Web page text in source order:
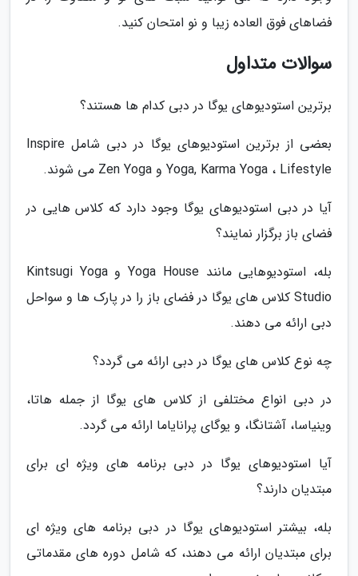
فضاهای فوق العاده زیبا و نو امتحان کنید.
سوالات متداول
برترین استودیوهای یوگا در دبی کدام ها هستند؟
بعضی از برترین استودیوهای یوگا در دبی شامل Inspire
Yoga, Karma Yoga ، Lifestyle و Zen Yoga می شوند.
آیا در دبی استودیوهای یوگا وجود دارد که کلاس هایی در
فضای باز برگزار نمایند؟
بله، استودیوهایی مانند Yoga House و Kintsugi Yoga
Studio کلاس های یوگا در فضای باز را در پارک ها و سواحل
دبی ارائه می دهند.
چه نوع کلاس های یوگا در دبی ارائه می گردد؟
در دبی انواع مختلفی از کلاس های یوگا از جمله هاتا،
وینیاسا، آشتانگا، و یوگای پرانایاما ارائه می گردد.
آیا استودیوهای یوگا در دبی برنامه های ویژه ای برای
مبتدیان دارند؟
بله، بیشتر استودیوهای یوگا در دبی برنامه های ویژه ای
برای مبتدیان ارائه می دهند، که شامل دوره های مقدماتی